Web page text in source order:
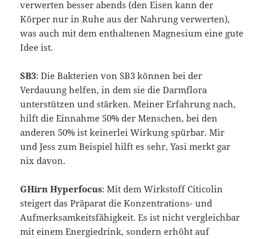
verwerten besser abends (den Eisen kann der
Körper nur in Ruhe aus der Nahrung verwerten),
was auch mit dem enthaltenen Magnesium eine gute
Idee ist.
SB3: Die Bakterien von SB3 können bei der
Verdauung helfen, in dem sie die Darmflora
unterstützen und stärken. Meiner Erfahrung nach,
hilft die Einnahme 50% der Menschen, bei den
anderen 50% ist keinerlei Wirkung spürbar. Mir
und Jess zum Beispiel hilft es sehr, Yasi merkt gar
nix davon.
GHirn Hyperfocus: Mit dem Wirkstoff Citicolin
steigert das Präparat die Konzentrations- und
Aufmerksamkeitsfähigkeit. Es ist nicht vergleichbar
mit einem Energiedrink, sondern erhöht auf